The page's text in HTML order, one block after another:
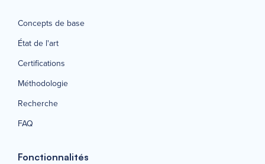
Concepts de base
État de l'art
Certifications
Méthodologie
Recherche
FAQ
Fonctionnalités